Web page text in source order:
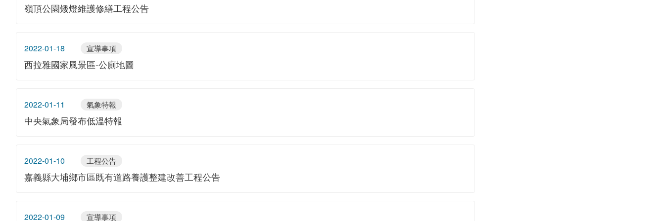
嶺頂公園矮燈維護修繕工程公告
2022-01-18 宣導事項
西拉雅國家風景區-公廁地圖
2022-01-11 氣象特報
中央氣象局發布低溫特報
2022-01-10 工程公告
嘉義縣大埔鄉市區既有道路養護整建改善工程公告
2022-01-09 宣導事項